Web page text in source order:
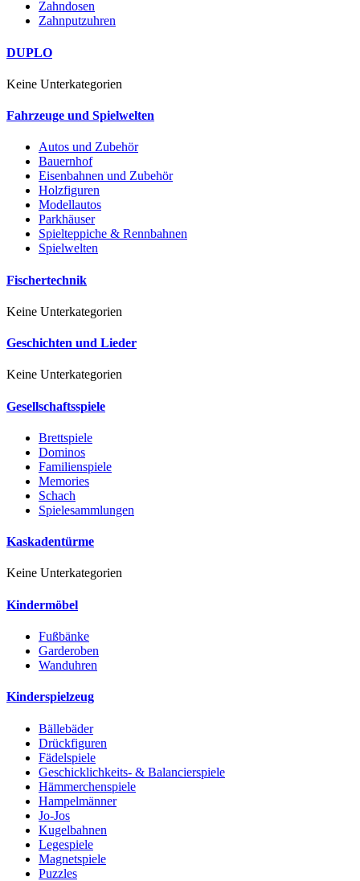
Zahndosen
Zahnputzuhren
DUPLO
Keine Unterkategorien
Fahrzeuge und Spielwelten
Autos und Zubehör
Bauernhof
Eisenbahnen und Zubehör
Holzfiguren
Modellautos
Parkhäuser
Spielteppiche & Rennbahnen
Spielwelten
Fischertechnik
Keine Unterkategorien
Geschichten und Lieder
Keine Unterkategorien
Gesellschaftsspiele
Brettspiele
Dominos
Familienspiele
Memories
Schach
Spielesammlungen
Kaskadentürme
Keine Unterkategorien
Kindermöbel
Fußbänke
Garderoben
Wanduhren
Kinderspielzeug
Bällebäder
Drückfiguren
Fädelspiele
Geschicklichkeits- & Balancierspiele
Hämmerchenspiele
Hampelmänner
Jo-Jos
Kugelbahnen
Legespiele
Magnetspiele
Puzzles